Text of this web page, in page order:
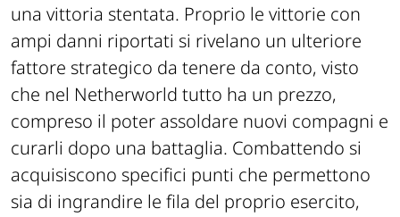
una vittoria stentata. Proprio le vittorie con
ampi danni riportati si rivelano un ulteriore
fattore strategico da tenere da conto, visto
che nel Netherworld tutto ha un prezzo,
compreso il poter assoldare nuovi compagni e
curarli dopo una battaglia. Combattendo si
acquisiscono specifici punti che permettono
sia di ingrandire le fila del proprio esercito,